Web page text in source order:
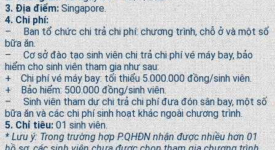
3. Địa điểm:Singapore.
4. Chi phí:
– Ban tổ chức chi trả chi phí: chương trình, chỗ ở và một số
bữa ăn.
– Cơ sở đào tạo sinh viên chi trả chi phí vé máy bay, bảo
hiểm cho sinh viên tham gia như sau:
+ Chi phí vé máy bay: tối thiểu 5.000.000 đồng/sinh viên.
+ Bảo hiểm: 500.000 đồng/sinh viên.
– Sinh viên tham dự chi trả chi phí đưa đón sân bay, một số
bữa ăn và các chi phí sinh hoạt khác ngoài chương trình.
5. Chỉ tiêu:01sinh viên.
* Lưu ý: Trong trường hợp P.QHĐN nhận được nhiều hơn 01